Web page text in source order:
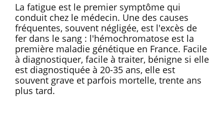
La fatigue est le premier symptôme qui
conduit chez le médecin. Une des causes
fréquentes, souvent négligée, est l'excès de
fer dans le sang : l'hémochromatose est la
première maladie génétique en France. Facile
à diagnostiquer, facile à traiter, bénigne si elle
est diagnostiquée à 20-35 ans, elle est
souvent grave et parfois mortelle, trente ans
plus tard.